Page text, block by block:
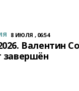
8 ИЮЛЯ , 06:54
Валентин
завершён